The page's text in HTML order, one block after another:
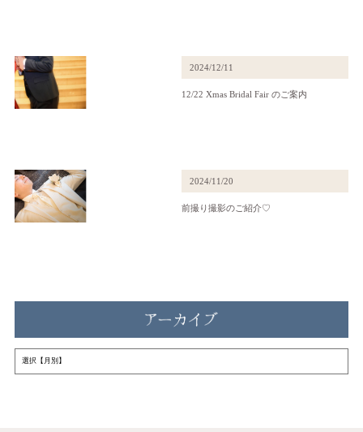
2024/12/11
12/22 Xmas Bridal Fair のご案内
2024/11/20
前撮り撮影のご紹介♡